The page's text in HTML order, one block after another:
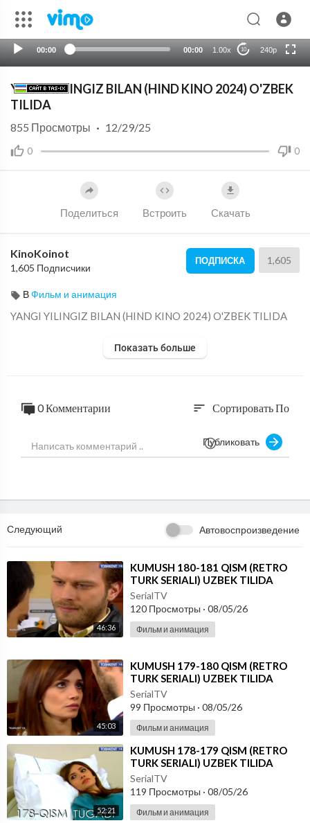
00:00 00:00 1.00x 10 240p
HD
YANGI YILINGIZ BILAN (HIND KINO 2024) O'ZBEK
TILIDA
0 0
855 Просмотры · 12/29/25
Поделиться Встроить Скачать
KinoKoinot
1,605 Подписчики
ПОДПИСКА 1,605
ВФильм и анимация
⁣YANGI YILINGIZ BILAN (HIND KINO 2024) O'ZBEK TILIDA
Показать больше
0 Комментарии sort Сортировать По
Публиковать
Следующий Автовоспроизведение
46:36
⁣KUMUSH 180-181 QISM (RETRO
TURK SERIALI) UZBEK TILIDA
SerialTV
120 Просмотры · 08/05/26
Фильм и анимация
45:03
⁣KUMUSH 179-180 QISM (RETRO
TURK SERIALI) UZBEK TILIDA
SerialTV
99 Просмотры · 08/05/26
Фильм и анимация
52:21
⁣KUMUSH 178-179 QISM (RETRO
TURK SERIALI) UZBEK TILIDA
SerialTV
119 Просмотры · 08/05/26
Фильм и анимация